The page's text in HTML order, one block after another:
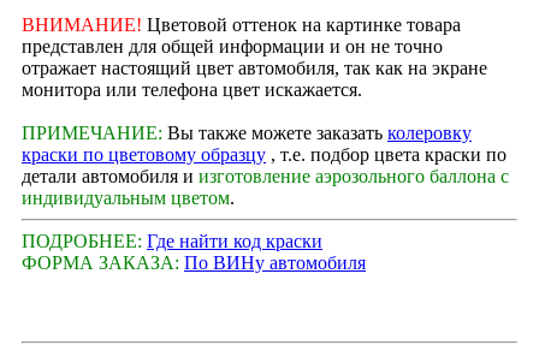
ВНИМАНИЕ! Цветовой оттенок на картинке товара
представлен для общей информации и он не точно
отражает настоящий цвет автомобиля, так как на экране
монитора или телефона цвет искажается.
ПРИМЕЧАНИЕ: Вы также можете заказать колеровку
краски по цветовому образцу , т.е. подбор цвета краски по
детали автомобиля и изготовление аэрозольного баллона с
индивидуальным цветом.
ПОДРОБНЕЕ: Где найти код краски
ФОРМА ЗАКАЗА: По ВИНу автомобиля